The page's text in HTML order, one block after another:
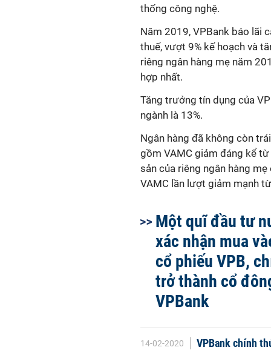
thống công nghệ.
Năm 2019, VPBank báo lãi
thuế, vượt 9% kế hoạch và
riêng ngân hàng mẹ năm
hợp nhất.
Tăng trưởng tín dụng của
ngành là 13%.
Ngân hàng đã không còn
gồm VAMC giảm đáng kể
sản của riêng ngân hàng
VAMC lần lượt giảm mạnh
Một quĩ đầu tư
xác nhận mua
cổ phiếu VPB,
trở thành cổ
VPBank
14-02-2020 VPBank chính